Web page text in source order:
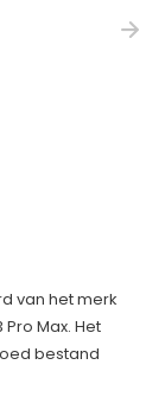
van het merk
Max. Het
bestand